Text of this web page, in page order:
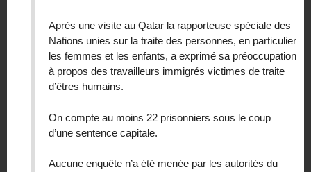
Après une visite au Qatar la rapporteuse spéciale des
Nations unies sur la traite des personnes, en particulier
les femmes et les enfants, a exprimé sa préoccupation
à propos des travailleurs immigrés victimes de traite
d’êtres humains.
On compte au moins 22 prisonniers sous le coup
d’une sentence capitale.
Aucune enquête n’a été menée par les autorités du